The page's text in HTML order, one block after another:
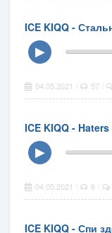
ICE KIQQ -
▶
04.05.2021 57
ICE KIQQ - Haters
▶
04.05.2021 6
ICE KIQQ - Спи